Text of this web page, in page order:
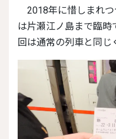
2018年に惜しまれつつ引退した「LSE」の最終列車
は片瀬江ノ島まで臨時
回は通常の列車と同じ